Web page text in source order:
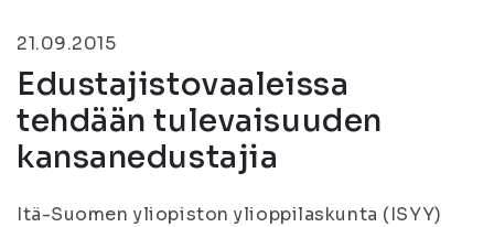
21.09.2015
Edustajistovaaleissa
tehdään tulevaisuuden
kansanedustajia
Itä-Suomen yliopiston ylioppilaskunta (ISYY)